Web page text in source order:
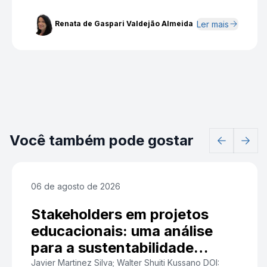
Renata de Gaspari Valdejão Almeida Ler mais
Você também pode gostar
06 de agosto de 2026
Stakeholders em projetos
educacionais: uma análise
para a sustentabilidade
Javier Martinez Silva; Walter Shuiti Kussano DOI: